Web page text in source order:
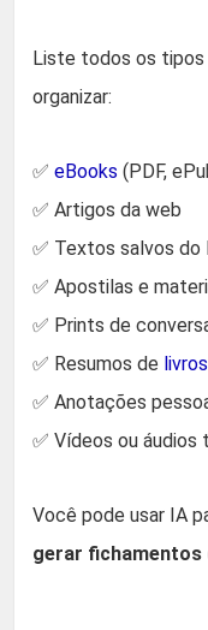
Liste todos os
organizar:
✅ eBooks (PDF,
✅ Artigos da web
✅ Textos salvos do
✅ Apostilas e
✅ Prints de
✅ Resumos de livros
✅ Anotações
✅ Vídeos ou áudios
Você pode usar IA
gerar fichamentos